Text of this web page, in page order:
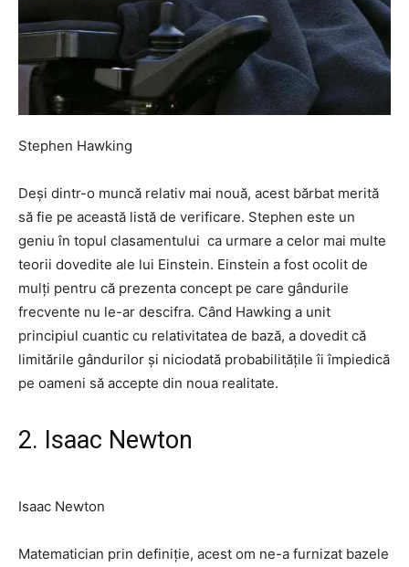
Stephen Hawking
Deși dintr-o muncă relativ mai nouă, acest bărbat merită
să fie pe această listă de verificare. Stephen este un
geniu în topul clasamentului ca urmare a celor mai multe
teorii dovedite ale lui Einstein. Einstein a fost ocolit de
mulți pentru că prezenta concept pe care gândurile
frecvente nu le-ar descifra. Când Hawking a unit
principiul cuantic cu relativitatea de bază, a dovedit că
limitările gândurilor și niciodată probabilitățile îi împiedică
pe oameni să accepte din noua realitate.
2. Isaac Newton
Isaac Newton
Matematician prin definiție, acest om ne-a furnizat bazele